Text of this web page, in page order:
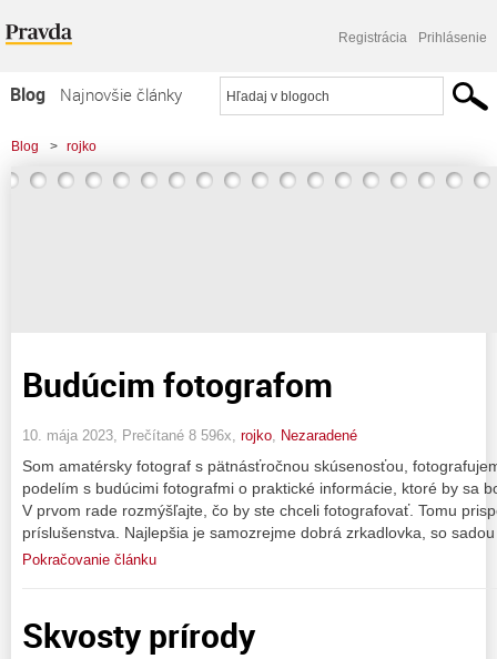
Registrácia Prihlásenie
Blog
Najnovšie články
Najčítanejšie články
Najkomentovanejšie články
Blog > rojko
Budúcim fotografom
10. mája 2023, Prečítané 8 596x, rojko Nezaradené
Som amatérsky fotograf s pätnásťročnou skúsenosťou,
podelím s budúcimi fotografmi o praktické informácie, ktoré by sa
V prvom rade rozmýšľajte, čo by ste chceli fotografovať. Tomu
príslušenstva. Najlepšia je samozrejme dobrá zrkadlovka, so
Pokračovanie článku
Skvosty prírody